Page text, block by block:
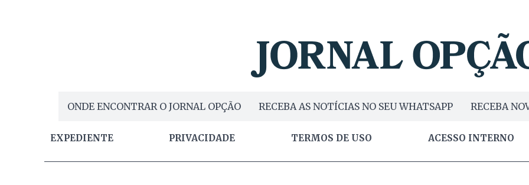
ONDE ENCONTRAR O JORNAL OPÇÃO RECEBA AS NOTÍCIAS NO SEU WHATSAPP RECEBA
EXPEDIENTE PRIVACIDADE TERMOS DE USO ACESSO INTERNO